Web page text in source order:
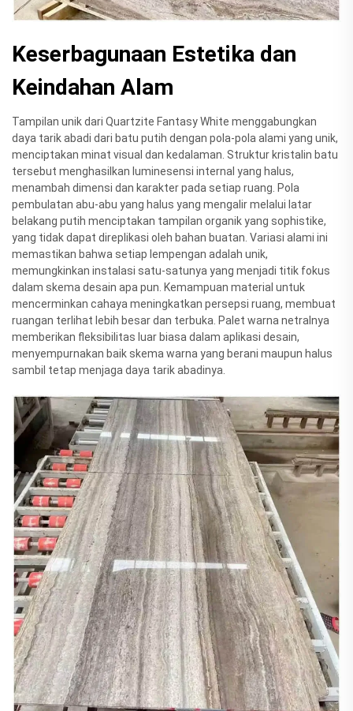
Keserbagunaan Estetika dan
Keindahan Alam
Tampilan unik dari Quartzite Fantasy White menggabungkan
daya tarik abadi dari batu putih dengan pola-pola alami yang unik,
menciptakan minat visual dan kedalaman. Struktur kristalin batu
tersebut menghasilkan luminesensi internal yang halus,
menambah dimensi dan karakter pada setiap ruang. Pola
pembulatan abu-abu yang halus yang mengalir melalui latar
belakang putih menciptakan tampilan organik yang sophistike,
yang tidak dapat direplikasi oleh bahan buatan. Variasi alami ini
memastikan bahwa setiap lempengan adalah unik,
memungkinkan instalasi satu-satunya yang menjadi titik fokus
dalam skema desain apa pun. Kemampuan material untuk
mencerminkan cahaya meningkatkan persepsi ruang, membuat
ruangan terlihat lebih besar dan terbuka. Palet warna netralnya
memberikan fleksibilitas luar biasa dalam aplikasi desain,
menyempurnakan baik skema warna yang berani maupun halus
sambil tetap menjaga daya tarik abadinya.